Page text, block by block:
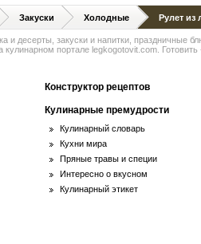
Закуски Холодные Рулет из
и десерты, закуски и напитки, праздничные
портале legkogotovit.com. Готовить
Конструктор рецептов
Кулинарные премудрости
Кулинарный словарь
Кухни мира
Пряные травы и специи
Интересно о вкусном
Кулинарный этикет